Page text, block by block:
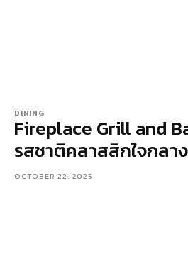
DINING
Fireplace Grill and
รสชาติคลาสสิกใจกลา
OCTOBER 22, 2025